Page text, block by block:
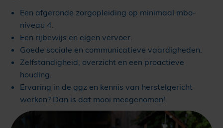
Een afgeronde zorgopleiding op minimaal mbo-
niveau 4.
Een rijbewijs en eigen vervoer.
Goede sociale en communicatieve vaardigheden.
Zelfstandigheid, overzicht en een proactieve
houding.
Ervaring in de ggz en kennis van herstelgericht
werken? Dan is dat mooi meegenomen!